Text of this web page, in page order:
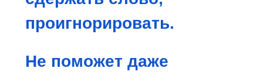
проигнорировать.
Не поможет даже